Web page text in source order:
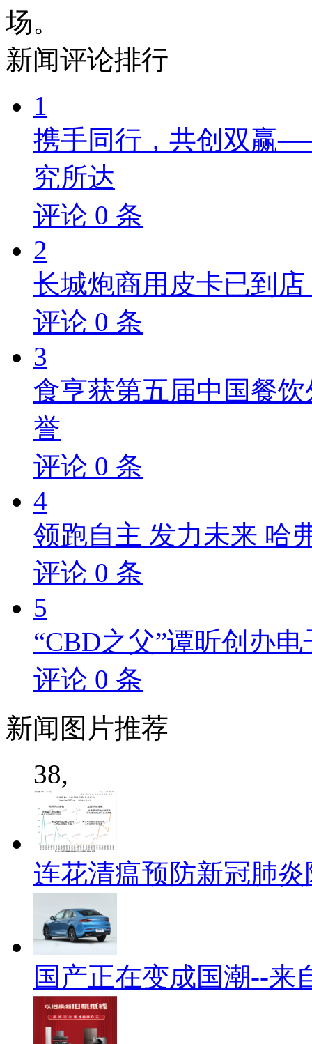
场。
新闻评论排行
1
携手同行，共创双赢
究所达
评论 0 条
2
长城炮商用皮卡已到
评论 0 条
3
食亨获第五届中国餐
誉
评论 0 条
4
领跑自主 发力未来 哈
评论 0 条
5
“CBD之父”谭昕创办
评论 0 条
新闻 图片推荐
38,
连花清瘟预防新冠肺
国产正在变成国潮--来